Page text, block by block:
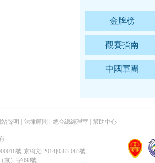
金牌榜
觀賽指南
中國軍團
站聲明 法律顧問 總台總經理室 幫助中心
號 京網文[2014]0383-083號
京）字098號